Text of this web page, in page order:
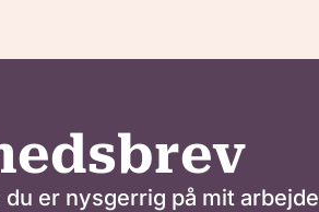
er nysgerrig på mit